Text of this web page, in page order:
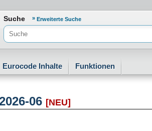
Suche Erweiterte Suche
Eurocode Inhalte Funktionen
06 [NEU]